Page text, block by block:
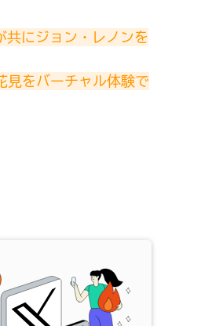
共にジョン・レノンを
見をバーチャル体験で